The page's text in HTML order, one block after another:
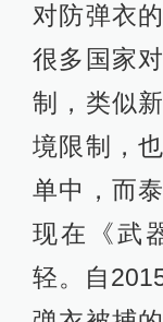
对防弹衣
很多国家
制，类似
境限制，
单中，而
现在《武
轻。自